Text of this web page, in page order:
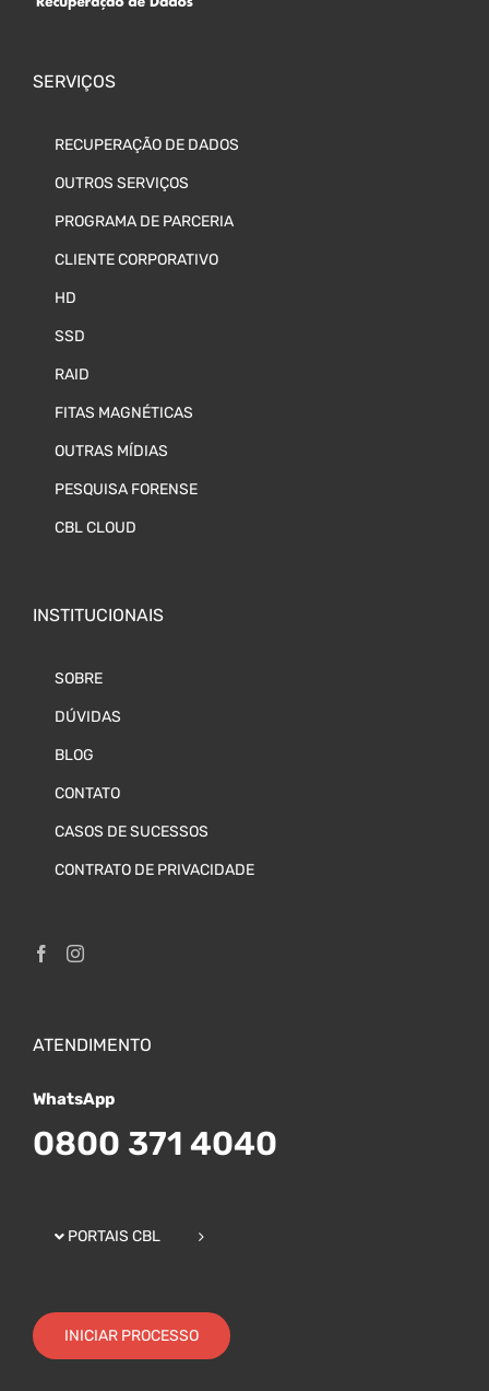
SERVIÇOS
RECUPERAÇÃO DE DADOS
OUTROS SERVIÇOS
PROGRAMA DE PARCERIA
CLIENTE CORPORATIVO
HD
SSD
RAID
FITAS MAGNÉTICAS
OUTRAS MÍDIAS
PESQUISA FORENSE
CBL CLOUD
INSTITUCIONAIS
SOBRE
DÚVIDAS
BLOG
CONTATO
CASOS DE SUCESSOS
CONTRATO DE PRIVACIDADE
ATENDIMENTO
WhatsApp
0800 371 4040
PORTAIS CBL
INICIAR PROCESSO